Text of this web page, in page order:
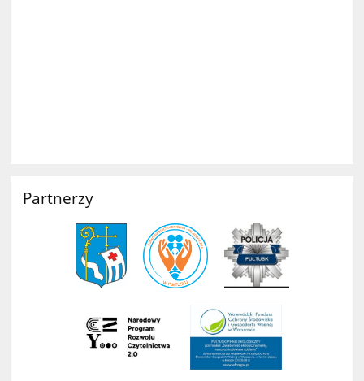
Partnerzy